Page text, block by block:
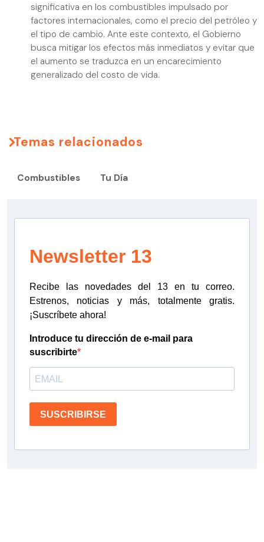
significativa en los combustibles impulsado por
factores internacionales, como el precio del petróleo y
el tipo de cambio. Ante este contexto, el Gobierno
busca mitigar los efectos más inmediatos y evitar que
el aumento se traduzca en un encarecimiento
generalizado del costo de vida.
Temas relacionados
Combustibles Tu Día
Newsletter 13
Recibe las novedades del 13 en tu correo.
Estrenos, noticias y más, totalmente gratis.
¡Suscríbete ahora!
Introduce tu dirección de e-mail para
suscribirte
SUSCRIBIRSE